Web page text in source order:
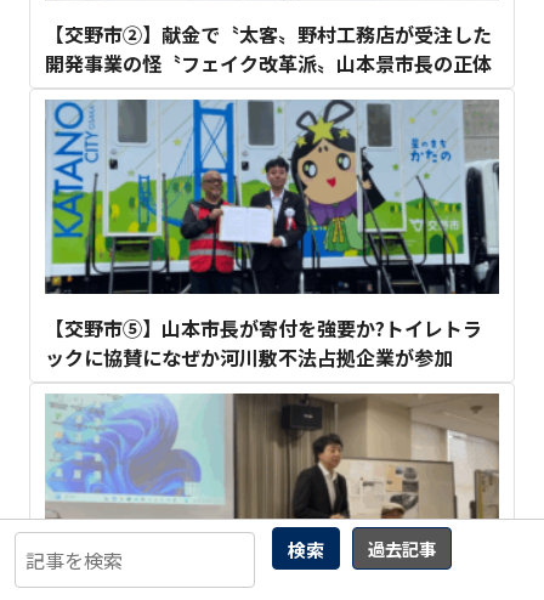
検索 過去記事
【交野市②】献金で〝太客〟野村工務店が受注した
開発事業の怪〝フェイク改革派〟山本景市長の正体
【交野市⑤】山本市長が寄付を強要か?トイレトラ
ックに協賛になぜか河川敷不法占拠企業が参加